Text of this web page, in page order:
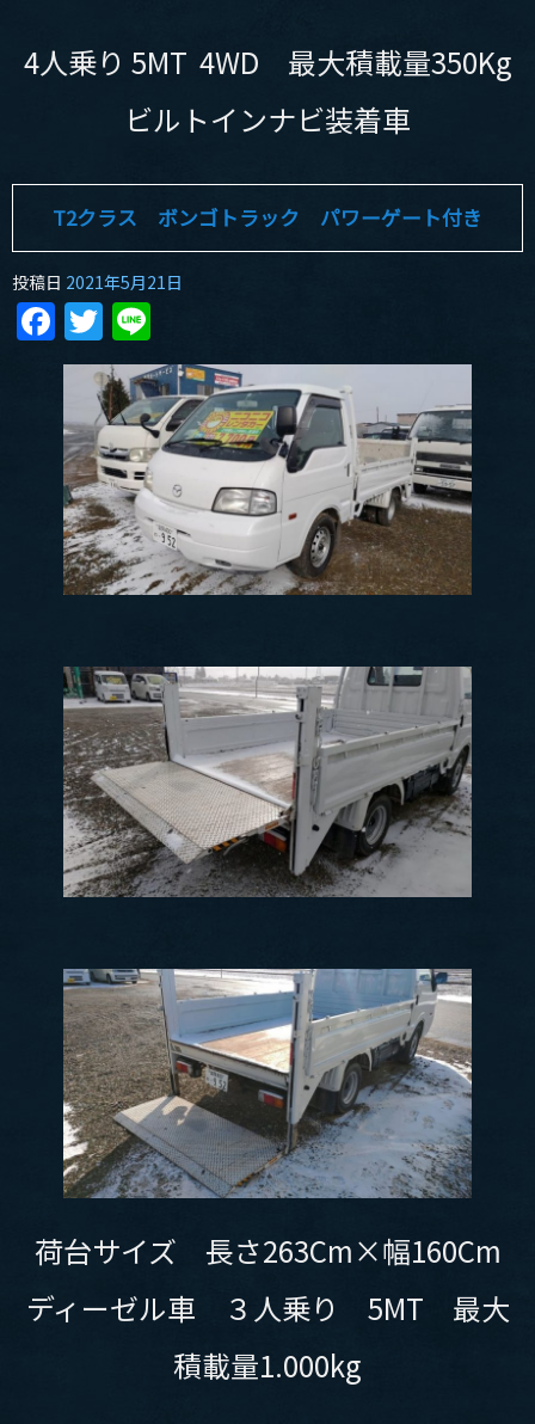
4人乗り 5MT 4WD 最大積載量350Kg
ビルトインナビ装着車
T2クラス ボンゴトラック パワーゲート付き
投稿日 2021年5月21日
Facebook
Twitter
荷台サイズ 長さ263Cm×幅160Cm
ディーゼル車 ３人乗り 5MT 最大
積載量1.000kg